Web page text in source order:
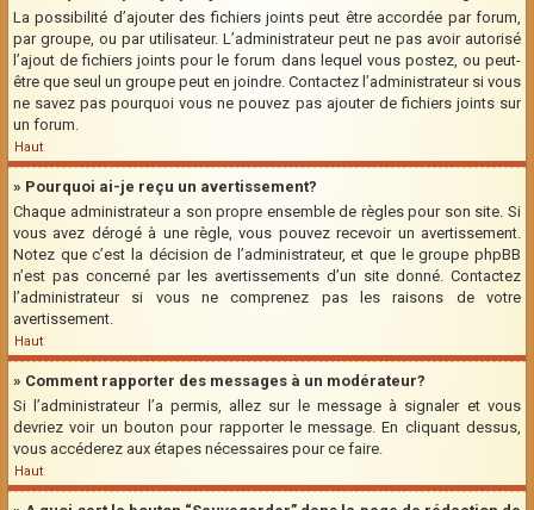
La possibilité d’ajouter des fichiers joints peut être accordée par forum,
par groupe, ou par utilisateur. L’administrateur peut ne pas avoir autorisé
l’ajout de fichiers joints pour le forum dans lequel vous postez, ou peut-
être que seul un groupe peut en joindre. Contactez l’administrateur si vous
ne savez pas pourquoi vous ne pouvez pas ajouter de fichiers joints sur
un forum.
Haut
» Pourquoi ai-je reçu un avertissement?
Chaque administrateur a son propre ensemble de règles pour son site. Si
vous avez dérogé à une règle, vous pouvez recevoir un avertissement.
Notez que c’est la décision de l’administrateur, et que le groupe phpBB
n’est pas concerné par les avertissements d’un site donné. Contactez
l’administrateur si vous ne comprenez pas les raisons de votre
avertissement.
Haut
» Comment rapporter des messages à un modérateur?
Si l’administrateur l’a permis, allez sur le message à signaler et vous
devriez voir un bouton pour rapporter le message. En cliquant dessus,
vous accéderez aux étapes nécessaires pour ce faire.
Haut